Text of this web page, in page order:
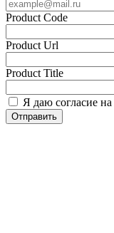
Product Code
Product Url
Product Title
Я даю согласие на
Отправить